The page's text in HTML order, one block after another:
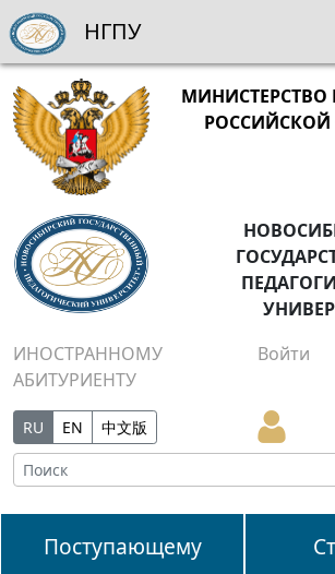
ИНОСТРАННОМУ
АБИТУРИЕНТУ
Войти
RU EN 中文版
Поступающему
НГПУ